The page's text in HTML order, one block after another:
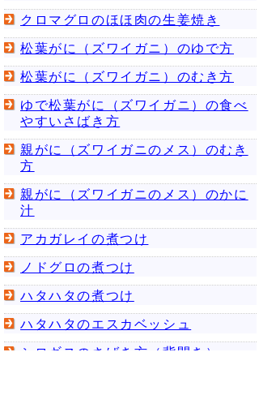
クロマグロのほほ肉の生姜焼き
松葉がに（ズワイガニ）のゆで方
松葉がに（ズワイガニ）のむき方
ゆで松葉がに（ズワイガニ）の食べ
やすいさばき方
親がに（ズワイガニのメス）のむき
方
親がに（ズワイガニのメス）のかに
汁
アカガレイの煮つけ
ノドグロの煮つけ
ハタハタの煮つけ
ハタハタのエスカベッシュ
シロギスのさばき方（背開き）